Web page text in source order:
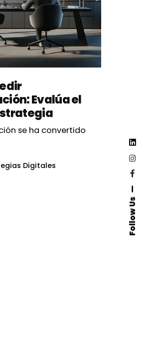
Follow Us
Evalúa el
se ha convertido
Digitales